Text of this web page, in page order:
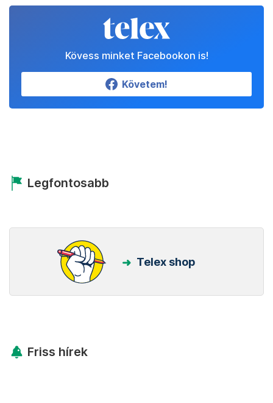
Kövess minket Facebookon is!
Követem!
Legfontosabb
Telex shop
Friss hírek